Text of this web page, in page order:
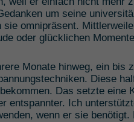
um seine
omnipräsent.
oder glücklichen
Monate hinweg, ein
Diese
Das setzte eine
entspannter. Ich
wenn er sie